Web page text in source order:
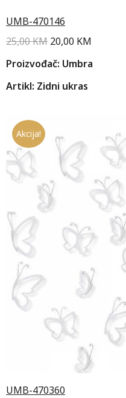
UMB-470146
25,00KM 20,00 KM
Proizvođač: Umbra
Artikl: Zidni ukras
Akcija!
UMB-470360